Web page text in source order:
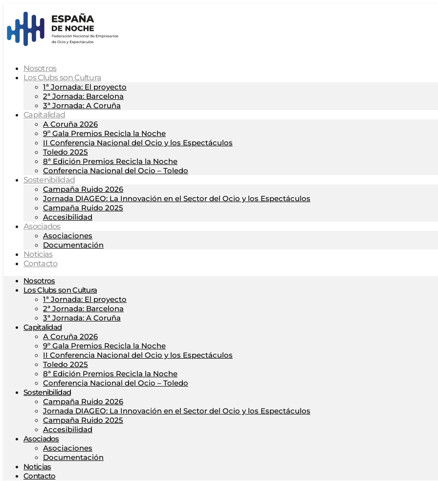
Nosotros
Los Clubs son Cultura
1ª Jornada: El proyecto
2ª Jornada: Barcelona
3ª Jornada: A Coruña
Capitalidad
A Coruña 2026
9º Gala Premios Recicla la Noche
II Conferencia Nacional del Ocio y los Espectáculos
Toledo 2025
8ª Edición Premios Recicla la Noche
Conferencia Nacional del Ocio – Toledo
Sostenibilidad
Campaña Ruido 2026
Jornada DIAGEO: La Innovación en el Sector del Ocio y los Espectáculos
Campaña Ruido 2025
Accesibilidad
Asociados
Asociaciones
Documentación
Noticias
Contacto
Nosotros
Los Clubs son Cultura
1ª Jornada: El proyecto
2ª Jornada: Barcelona
3ª Jornada: A Coruña
Capitalidad
A Coruña 2026
9º Gala Premios Recicla la Noche
II Conferencia Nacional del Ocio y los Espectáculos
Toledo 2025
8ª Edición Premios Recicla la Noche
Conferencia Nacional del Ocio – Toledo
Sostenibilidad
Campaña Ruido 2026
Jornada DIAGEO: La Innovación en el Sector del Ocio y los Espectáculos
Campaña Ruido 2025
Accesibilidad
Asociados
Asociaciones
Documentación
Noticias
Contacto